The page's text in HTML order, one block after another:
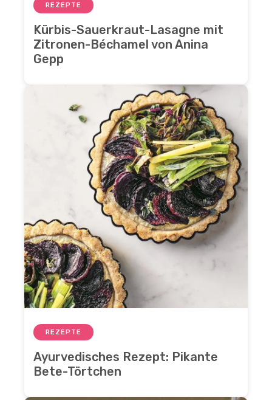
REZEPTE
Kürbis-Sauerkraut-Lasagne mit
Zitronen-Béchamel von Anina
Gepp
REZEPTE
Ayurvedisches Rezept: Pikante
Bete-Törtchen